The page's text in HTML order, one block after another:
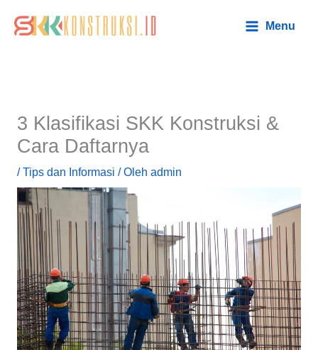
Menu
3 Klasifikasi SKK Konstruksi &
Cara Daftarnya
/Tips dan Informasi / Oleh admin